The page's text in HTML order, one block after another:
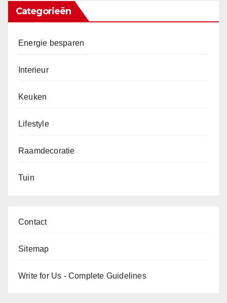
Categorieën
Energie besparen
Interieur
Keuken
Lifestyle
Raamdecoratie
Tuin
Contact
Sitemap
Write for Us - Complete Guidelines